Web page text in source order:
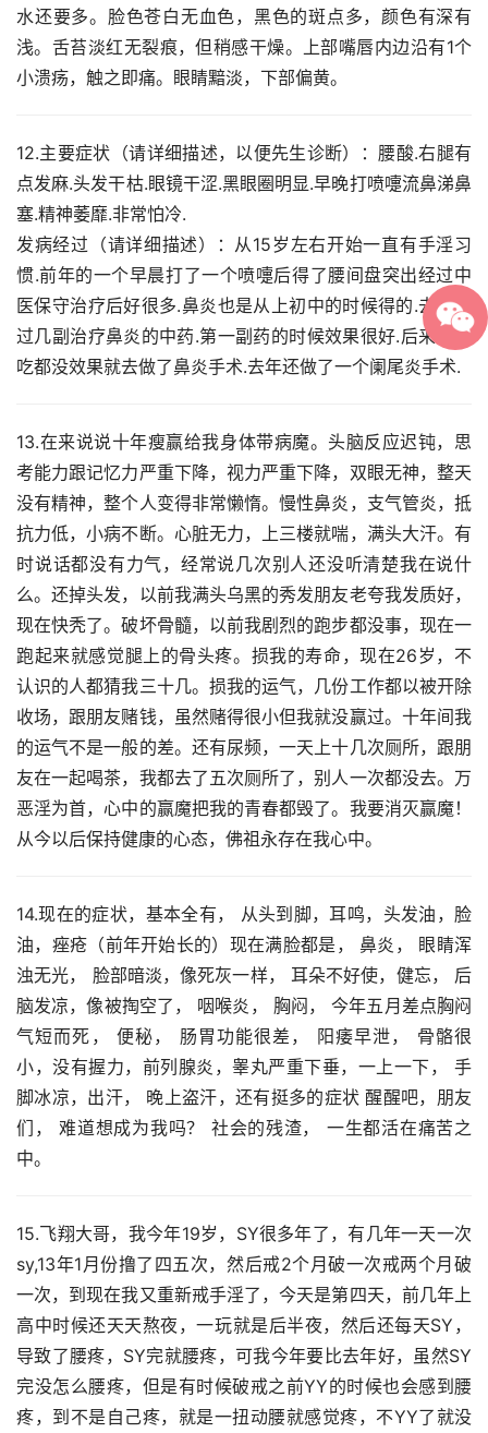
水还要多。脸色苍白无血色，黑色的斑点多，颜色有深有
浅。舌苔淡红无裂痕，但稍感干燥。上部嘴唇内边沿有1个
小溃疡，触之即痛。眼睛黯淡，下部偏黄。
12.主要症状（请详细描述，以便先生诊断）：腰酸.右腿有
点发麻.头发干枯.眼镜干涩.黑眼圈明显.早晚打喷嚏流鼻涕鼻
塞.精神萎靡.非常怕冷.
发病经过（请详细描述）：从15岁左右开始一直有手淫习
惯.前年的一个早晨打了一个喷嚏后得了腰间盘突出经过中
医保守治疗后好很多.鼻炎也是从上初中的时候得的.去年吃
过几副治疗鼻炎的中药.第一副药的时候效果很好.后来怎么
吃都没效果就去做了鼻炎手术.去年还做了一个阑尾炎手术.
13.在来说说十年瘦赢给我身体带病魔。头脑反应迟钝，思
考能力跟记忆力严重下降，视力严重下降，双眼无神，整天
没有精神，整个人变得非常懒惰。慢性鼻炎，支气管炎，抵
抗力低，小病不断。心脏无力，上三楼就喘，满头大汗。有
时说话都没有力气，经常说几次别人还没听清楚我在说什
么。还掉头发，以前我满头乌黑的秀发朋友老夸我发质好，
现在快秃了。破坏骨髓，以前我剧烈的跑步都没事，现在一
跑起来就感觉腿上的骨头疼。损我的寿命，现在26岁，不
认识的人都猜我三十几。损我的运气，几份工作都以被开除
收场，跟朋友赌钱，虽然赌得很小但我就没赢过。十年间我
的运气不是一般的差。还有尿频，一天上十几次厕所，跟朋
友在一起喝茶，我都去了五次厕所了，别人一次都没去。万
恶淫为首，心中的赢魔把我的青春都毁了。我要消灭赢魔！
从今以后保持健康的心态，佛祖永存在我心中。
14.现在的症状，基本全有， 从头到脚，耳鸣，头发油，脸
油，痤疮（前年开始长的）现在满脸都是， 鼻炎， 眼睛浑
浊无光， 脸部暗淡，像死灰一样， 耳朵不好使，健忘， 后
脑发凉，像被掏空了， 咽喉炎， 胸闷， 今年五月差点胸闷
气短而死， 便秘， 肠胃功能很差， 阳痿早泄， 骨骼很
小，没有握力，前列腺炎，睾丸严重下垂，一上一下， 手
脚冰凉，出汗， 晚上盗汗，还有挺多的症状 醒醒吧，朋友
们， 难道想成为我吗？ 社会的残渣， 一生都活在痛苦之
中。
15.飞翔大哥，我今年19岁，SY很多年了，有几年一天一次
sy,13年1月份撸了四五次，然后戒2个月破一次戒两个月破
一次，到现在我又重新戒手淫了，今天是第四天，前几年上
高中时候还天天熬夜，一玩就是后半夜，然后还每天SY，
导致了腰疼，SY完就腰疼，可我今年要比去年好，虽然SY
完没怎么腰疼，但是有时候破戒之前YY的时候也会感到腰
疼，到不是自己疼，就是一扭动腰就感觉疼，不YY了就没